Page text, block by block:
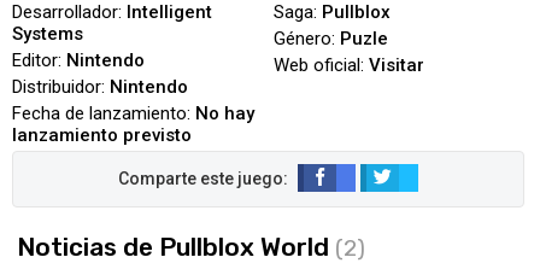
Desarrollador: Intelligent
Systems
Editor: Nintendo
Distribuidor: Nintendo
Fecha de lanzamiento: No hay
lanzamiento previsto
Saga: Pullblox
Género: Puzle
Web oficial: Visitar
Noticias de Pullblox World (2)